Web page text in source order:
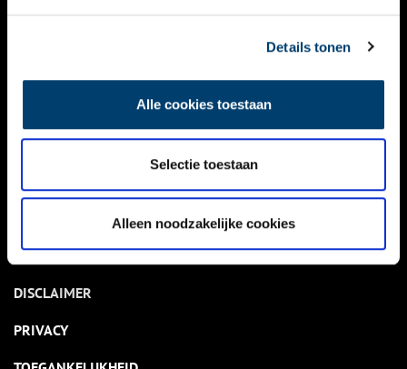
Details tonen
Alle cookies toestaan
Selectie toestaan
Alleen noodzakelijke cookies
KALENDER
ACTIVITEITEN
NIEUWSBRIEF
DISCLAIMER
PRIVACY